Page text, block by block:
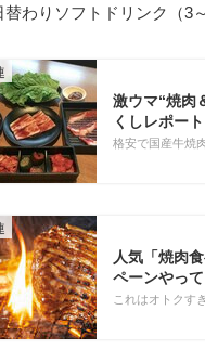
替わりソフトドリンク（3
激ウマ“焼肉
くしレポート
格安で国産牛焼
人気「焼肉
ペーンやっ
これはオトクす